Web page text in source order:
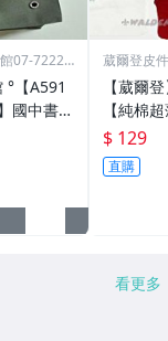
07-72229
【A591
國中書
葳爾登皮
【葳爾
【純棉
多本護
吸汗運
包隱形
$ 129
直購
看更多